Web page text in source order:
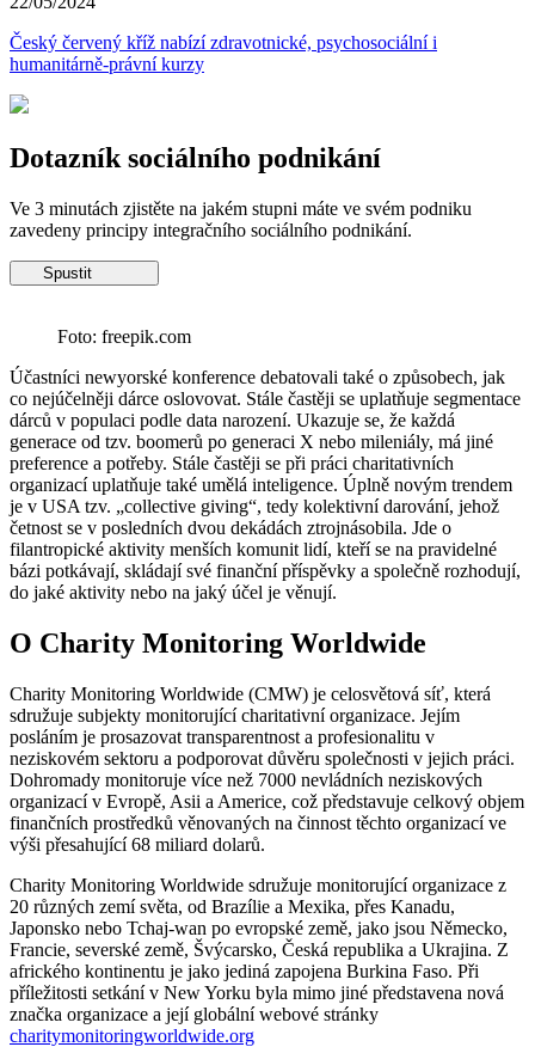
Český červený kříž nabízí zdravotnické, psychosociální i
humanitárně-právní kurzy
Dotazník sociálního podnikání
Ve 3 minutách zjistěte na jakém stupni máte ve svém podniku
zavedeny principy integračního sociálního podnikání.
Foto: freepik.com
Účastníci newyorské konference debatovali také o způsobech, jak
co nejúčelněji dárce oslovovat. Stále častěji se uplatňuje segmentace
dárců v populaci podle data narození. Ukazuje se, že každá
generace od tzv. boomerů po generaci X nebo mileniály, má jiné
preference a potřeby. Stále častěji se při práci charitativních
organizací uplatňuje také umělá inteligence. Úplně novým trendem
je v USA tzv. „collective giving“, tedy kolektivní darování, jehož
četnost se v posledních dvou dekádách ztrojnásobila. Jde o
filantropické aktivity menších komunit lidí, kteří se na pravidelné
bázi potkávají, skládají své finanční příspěvky a společně rozhodují,
do jaké aktivity nebo na jaký účel je věnují.
O Charity Monitoring Worldwide
Charity Monitoring Worldwide (CMW) je celosvětová síť, která
sdružuje subjekty monitorující charitativní organizace. Jejím
posláním je prosazovat transparentnost a profesionalitu v
neziskovém sektoru a podporovat důvěru společnosti v jejich práci.
Dohromady monitoruje více než 7000 nevládních neziskových
organizací v Evropě, Asii a Americe, což představuje celkový objem
finančních prostředků věnovaných na činnost těchto organizací ve
výši přesahující 68 miliard dolarů.
Charity Monitoring Worldwide sdružuje monitorující organizace z
20 různých zemí světa, od Brazílie a Mexika, přes Kanadu,
Japonsko nebo Tchaj-wan po evropské země, jako jsou Německo,
Francie, severské země, Švýcarsko, Česká republika a Ukrajina. Z
afrického kontinentu je jako jediná zapojena Burkina Faso. Při
příležitosti setkání v New Yorku byla mimo jiné představena nová
značka organizace a její globální webové stránky
charitymonitoringworldwide.org